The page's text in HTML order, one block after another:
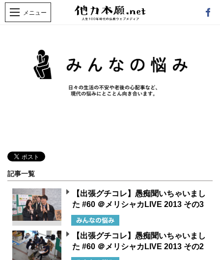
記事一覧
【出張グチコレ】愚痴聞いちゃいまし
た #60 ＠メリシャカLIVE 2013 その3
【出張グチコレ】愚痴聞いちゃいまし
た #60 ＠メリシャカLIVE 2013 その2